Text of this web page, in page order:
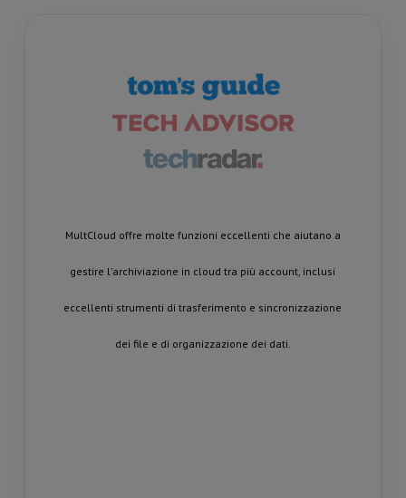
MultCloud offre molte funzioni eccellenti che aiutano a
gestire l'archiviazione in cloud tra più account, inclusi
eccellenti strumenti di trasferimento e sincronizzazione
dei file e di organizzazione dei dati.